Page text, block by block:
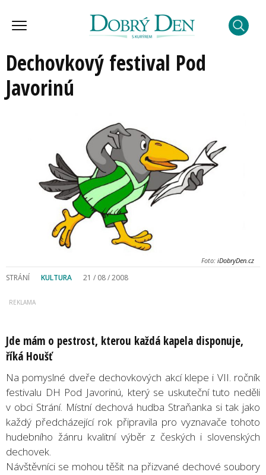
Dechovkový festival Pod
Javorinú
Foto: iDobryDen.cz
STRÁNÍ KULTURA 21 / 08 / 2008
Jde mám o pestrost, kterou každá kapela disponuje,
říká Houšť
Na pomyslné dveře dechovkových akcí klepe i VII. ročník
festivalu DH Pod Javorinú, který se uskuteční tuto neděli
v obci Strání. Místní dechová hudba Straňanka si tak jako
každý předcházející rok připravila pro vyznavače tohoto
hudebního žánru kvalitní výběr z českých i slovenských
dechovek.
Návštěvníci se mohou těšit na přizvané dechové soubory